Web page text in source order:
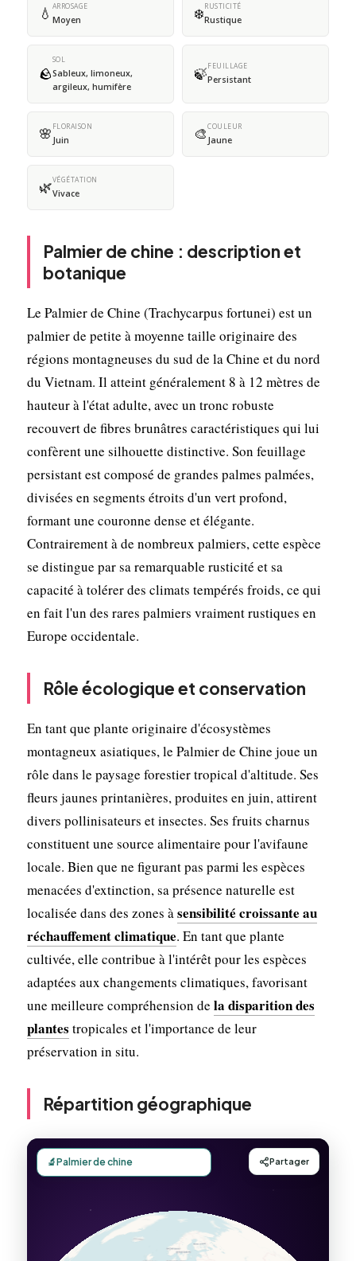
💧 ARROSAGE
Moyen ❄️RUSTICITÉ
Rustique
🪨
SOL
Sableux, limoneux,
argileux, humifère
🍃FEUILLAGE
Persistant
🌸 FLORAISON
Juin 🎨COULEUR
Jaune
🌿VÉGÉTATION
Vivace
Palmier de chine : description et
botanique
Le Palmier de Chine (Trachycarpus fortunei) est un
palmier de petite à moyenne taille originaire des
régions montagneuses du sud de la Chine et du nord
du Vietnam. Il atteint généralement 8 à 12 mètres de
hauteur à l'état adulte, avec un tronc robuste
recouvert de fibres brunâtres caractéristiques qui lui
confèrent une silhouette distinctive. Son feuillage
persistant est composé de grandes palmes palmées,
divisées en segments étroits d'un vert profond,
formant une couronne dense et élégante.
Contrairement à de nombreux palmiers, cette espèce
se distingue par sa remarquable rusticité et sa
capacité à tolérer des climats tempérés froids, ce qui
en fait l'un des rares palmiers vraiment rustiques en
Europe occidentale.
Rôle écologique et conservation
En tant que plante originaire d'écosystèmes
montagneux asiatiques, le Palmier de Chine joue un
rôle dans le paysage forestier tropical d'altitude. Ses
fleurs jaunes printanières, produites en juin, attirent
divers pollinisateurs et insectes. Ses fruits charnus
constituent une source alimentaire pour l'avifaune
locale. Bien que ne figurant pas parmi les espèces
menacées d'extinction, sa présence naturelle est
localisée dans des zones àsensibilité croissante au
réchauffement climatique. En tant que plante
cultivée, elle contribue à l'intérêt pour les espèces
adaptées aux changements climatiques, favorisant
une meilleure compréhension de la disparition des
plantes tropicales et l'importance de leur
préservation in situ.
Répartition géographique